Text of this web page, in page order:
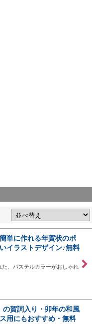
単に作れる年賀状のポ
イラストデザイン♪無料
、パステルカラーがおしゃれ
の賀詞入り・卯年の和風
用にもおすすめ・無料